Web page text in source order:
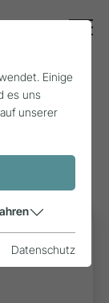
&
Einige
es uns
unserer
Datenschutz